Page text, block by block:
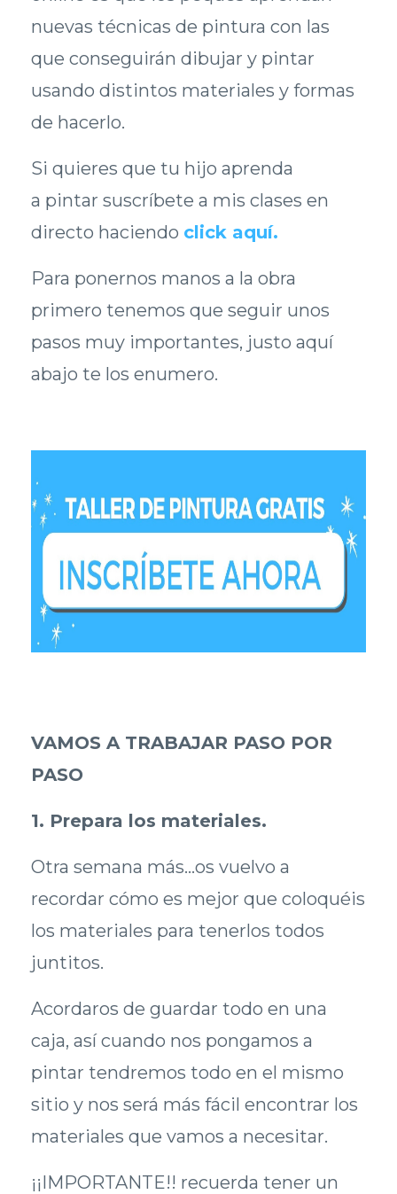
nuevas técnicas de pintura con las
que conseguirán dibujar y pintar
usando distintos materiales y formas
de hacerlo.
Si quieres que tu hijo aprenda
a pintar suscríbete a mis clases en
directo haciendo click aquí.
Para ponernos manos a la obra
primero tenemos que seguir unos
pasos muy importantes, justo aquí
abajo te los enumero.
VAMOS A TRABAJAR PASO POR
PASO
1. Prepara los materiales.
Otra semana más...os vuelvo a
recordar cómo es mejor que coloquéis
los materiales para tenerlos todos
juntitos.
Acordaros de guardar todo en una
caja, así cuando nos pongamos a
pintar tendremos todo en el mismo
sitio y nos será más fácil encontrar los
materiales que vamos a necesitar.
¡¡IMPORTANTE!! recuerda tener un